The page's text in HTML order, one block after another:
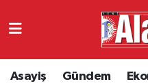
Asayiş Gündem